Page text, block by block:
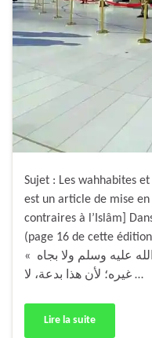
Sujet : Les wahhabites
est un article de mise
contraires à l’Islâm]
(page 16 de cette
« لا يجوز التوسل بجاه النبي صلى الله عليه وسلم ولا بجاه
غيره؛ لأن هذا بدعة، لا …
Lire la suite